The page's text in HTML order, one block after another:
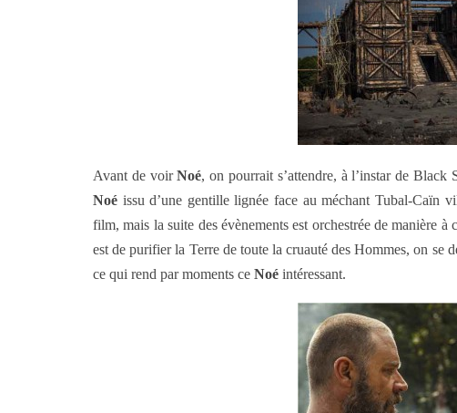
Avant de voirNoé, on pourrait s’attendre, à l’instar de
Noé issu d’une gentille lignée face au méchant Tubal-Caïn
film, mais la suite des évènements est orchestrée de manière
est de purifier la Terre de toute la cruauté des Hommes, on se
ce qui rend par moments ce Noé intéressant.